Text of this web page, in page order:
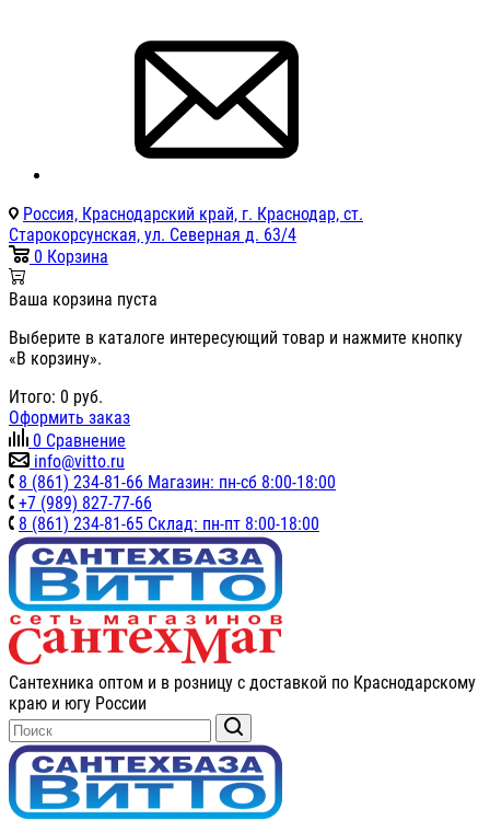
Россия, Краснодарский край, г. Краснодар, ст.
Старокорсунская, ул. Северная д. 63/4
0 Корзина
Ваша корзина пуста
Выберите в каталоге интересующий товар и нажмите кнопку
«В корзину».
Итого: 0 руб.
Оформить заказ
0 Сравнение
info@vitto.ru
8 (861) 234-81-66 Магазин: пн-сб 8:00-18:00
+7 (989) 827-77-66
8 (861) 234-81-65 Склад: пн-пт 8:00-18:00
Сантехника оптом и в розницу с доставкой по Краснодарскому
краю и югу России